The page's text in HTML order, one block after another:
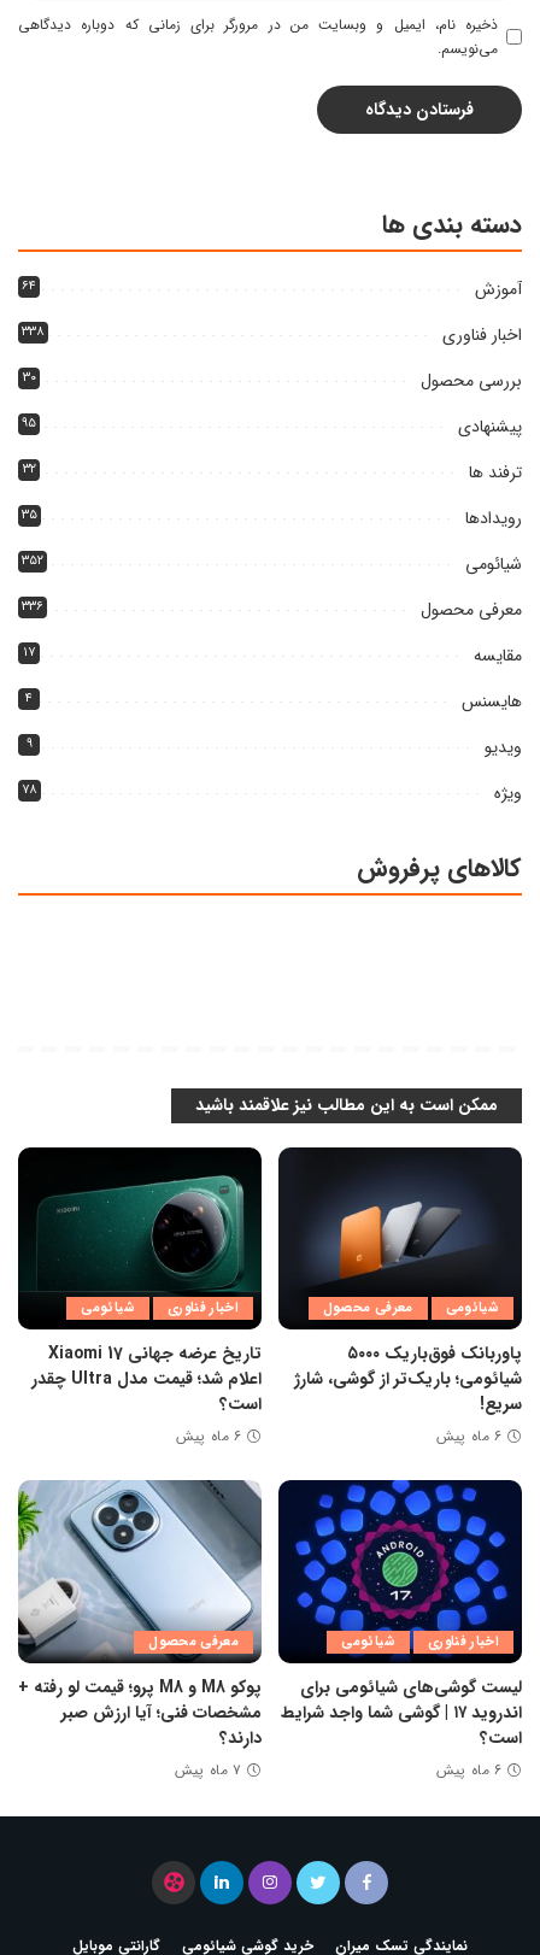
ذخیره نام، ایمیل و وبسایت من در مرورگر برای زمانی که دوباره دیدگاهی
می‌نویسم.
دسته بندی ها
آموزش ۶۴
اخبار فناوری ۳۳۸
بررسی محصول ۳۰
پیشنهادی ۹۵
ترفند ها ۳۲
رویدادها ۳۵
شیائومی ۳۵۲
معرفی محصول ۳۳۶
مقایسه ۱۷
هایسنس ۴
ویدیو ۹
ویژه ۷۸
کالاهای پرفروش
ممکن است به این مطالب نیز علاقمند باشید
شیائومی معرفی محصول
پاوربانک فوق‌باریک ۵۰۰۰
شیائومی؛ باریک‌تر از گوشی، شارژ
سریع!
۶ ماه پیش
اخبار فناوری شیائومی
تاریخ عرضه جهانی Xiaomi 17
اعلام شد؛ قیمت مدل Ultra چقدر
است؟
۶ ماه پیش
اخبار فناوری شیائومی
لیست گوشی‌های شیائومی برای
اندروید ۱۷ | گوشی شما واجد شرایط
است؟
۶ ماه پیش
معرفی محصول
پوکو M8 و M8 پرو؛ قیمت لو رفته +
مشخصات فنی؛ آیا ارزش صبر
دارند؟
۷ ماه پیش
نمایندگی تسک میران خرید گوشی شیائومی گارانتی موبایل